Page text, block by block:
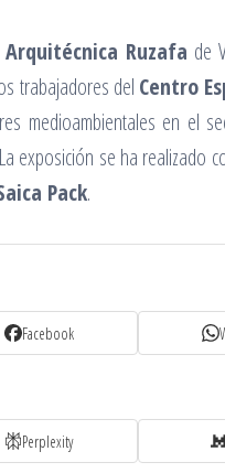
Ruzafa de
trabajadores del Centro
medioambientales en el
exposición se ha realizado
Pack.
Facebook
Perplexity